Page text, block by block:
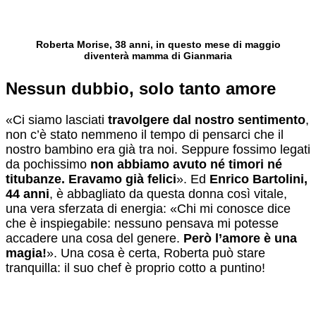
Roberta Morise, 38 anni, in questo mese di maggio
diventerà mamma di Gianmaria
Nessun dubbio, solo tanto amore
«Ci siamo lasciati travolgere dal nostro sentimento,
non c’è stato nemmeno il tempo di pensarci che il
nostro bambino era già tra noi. Seppure fossimo legati
da pochissimo non abbiamo avuto né timori né
titubanze. Eravamo già felici». Ed Enrico Bartolini,
44 anni, è abbagliato da questa donna così vitale,
una vera sferzata di energia: «Chi mi conosce dice
che è inspiegabile: nessuno pensava mi potesse
accadere una cosa del genere. Però l’amore è una
magia!». Una cosa è certa, Roberta può stare
tranquilla: il suo chef è proprio cotto a puntino!